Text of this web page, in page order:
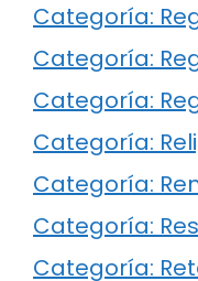
Categoría:
Categoría:
Categoría:
Categoría:
Categoría:
Categoría:
Categoría: